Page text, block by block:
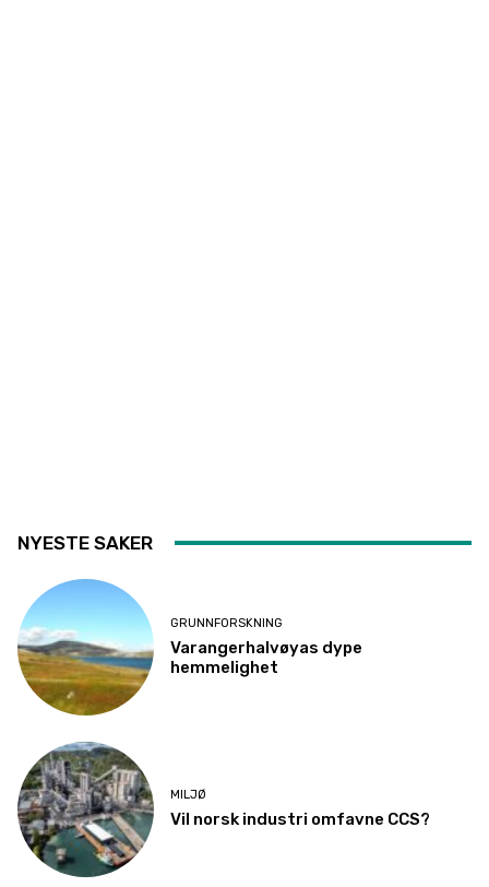
NYESTE SAKER
GRUNNFORSKNING
Varangerhalvøyas dype
hemmelighet
MILJØ
Vil norsk industri omfavne CCS?